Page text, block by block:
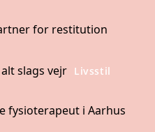
for restitution
slags vejr Livsstil
fysioterapeut i Aarhus